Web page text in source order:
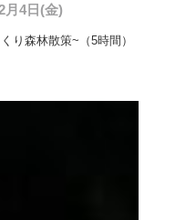
月4日(金)
り森林散策~（5時間）